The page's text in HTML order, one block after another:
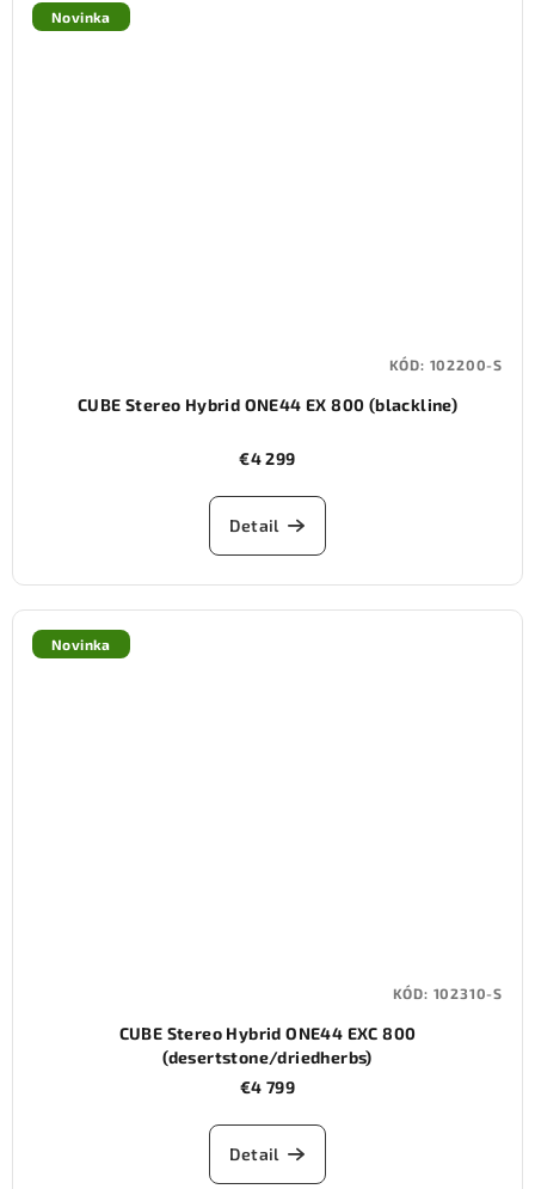
Novinka
CUBE Stereo Hybrid ONE44 EX 800 (blackline)
€4 299
Detail
KÓD: 102200-S
Novinka
CUBE Stereo Hybrid ONE44 EXC 800
(desertstone/driedherbs)
€4 799
Detail
KÓD: 102310-S